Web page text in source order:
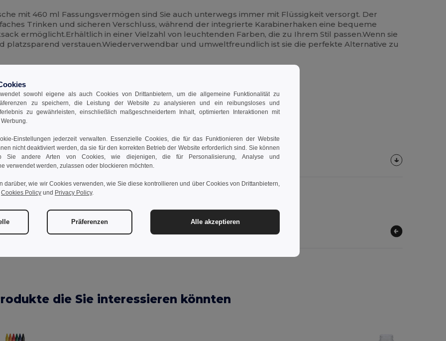
mit 460 ml Fassungsvermögen sind Sie auch unterwegs immer mit Flüssigkeit versorgt. Der
Trinken und sicheren Verschluss, während der integrierte Karabinerhaken eine bequeme
ermöglicht.Erhältlich in einer Vielzahl von leuchtenden Farben, die zu Ihrem Stil passen.Wenn sie
platzsparend verstauen.Wiederverwendbar und umweltfreundlich ist sie die perfekte Alternative zu
sicher verschließen und mit Karabiner an der Tasche befestigen.
Deckel und Karabiner.
Kommentar hinzufügen
die Sie interessieren könnten
sowohl eigene als auch Cookies von Drittanbietern, um die allgemeine Funktionalität zu
zu speichern, die Leistung der Website zu analysieren und ein reibungsloses und
zu gewährleisten, einschließlich maßgeschneidertem Inhalt, optimierten Interaktionen mit
Einstellungen jederzeit verwalten. Essenzielle Cookies, die für das Funktionieren der Website
nicht deaktiviert werden, da sie für den korrekten Betrieb der Website erforderlich sind. Sie können
Sie andere Arten von Cookies, wie diejenigen, die für Personalisierung, Analyse und
verwendet werden, zulassen oder blockieren möchten.
darüber, wie wir Cookies verwenden, wie Sie diese kontrollieren und über Cookies von Drittanbietern,
Cookies Policy und Privacy Policy.
Präferenzen Alle akzeptieren